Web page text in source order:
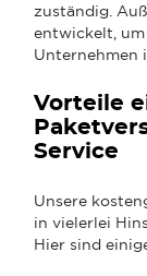
zuständig.
entwickelt,
Unternehmen
Vorteile
Service
Unsere
in vielerlei
Hier sind